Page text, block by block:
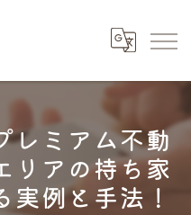
レミアム不動
リアの持ち家
例と手法！